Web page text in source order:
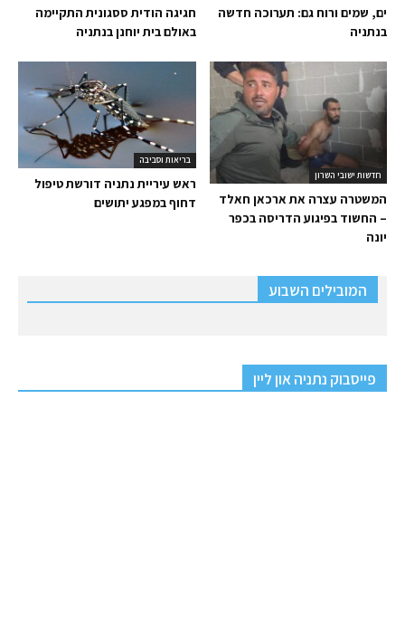
חגיגה הודית ססגונית התקיימה
באולם בית יוחנן בנתניה
ים, שמים ורוח גם: תערוכה חדשה
בנתניה
בריאות וסביבה
ראש עיריית נתניה דורשת טיפול
דחוף במפגע יתושים
חדשות ישובי השרון
המשטרה עצרה את ארכאן חאלד
– החשוד בפיגוע הדריסה בכפר
יונה
המובילים השבוע
פייסבוק נתניה און ליין